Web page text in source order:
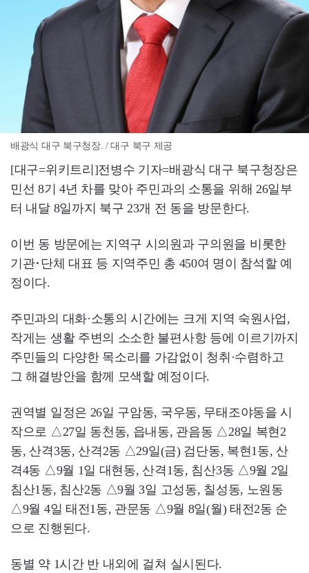
배광식 대구 북구청장. / 대구 북구 제공
[대구=위키트리]전병수 기자=배광식 대구 북구청장은
민선 8기 4년 차를 맞아 주민과의 소통을 위해 26일부
터 내달 8일까지 북구 23개 전 동을 방문한다.
이번 동 방문에는 지역구 시의원과 구의원을 비롯한
기관･단체 대표 등 지역주민 총 450여 명이 참석할 예
정이다.
주민과의 대화·소통의 시간에는 크게 지역 숙원사업,
작게는 생활 주변의 소소한 불편사항 등에 이르기까지
주민들의 다양한 목소리를 가감없이 청취·수렴하고
그 해결방안을 함께 모색할 예정이다.
권역별 일정은 26일 구암동, 국우동, 무태조야동을 시
작으로 △27일 동천동, 읍내동, 관음동 △28일 복현2
동, 산격3동, 산격2동 △29일(금) 검단동, 복현1동, 산
격4동 △9월 1일 대현동, 산격1동, 침산3동 △9월 2일
침산1동, 침산2동 △9월 3일 고성동, 칠성동, 노원동
△9월 4일 태전1동, 관문동 △9월 8일(월) 태전2동 순
으로 진행된다.
동별 약 1시간 반 내외에 걸쳐 실시된다.